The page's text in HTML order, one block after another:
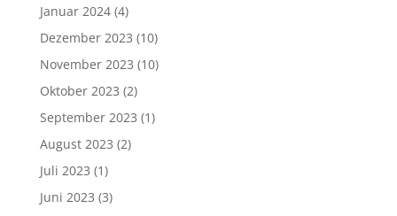
Januar 2024(4)
Dezember 2023 (10)
November 2023 (10)
Oktober 2023 (2)
September 2023 (1)
August 2023 (2)
Juli 2023 (1)
Juni 2023 (3)